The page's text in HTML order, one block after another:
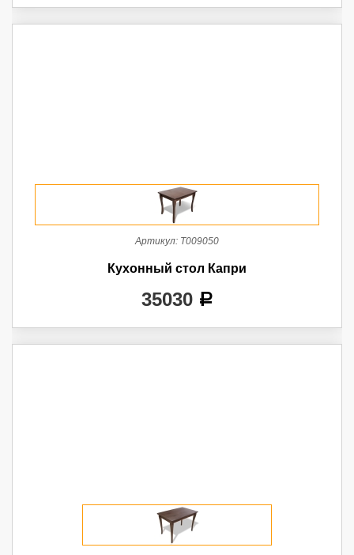
Артикул: Т009050
Кухонный стол Капри
35030 a